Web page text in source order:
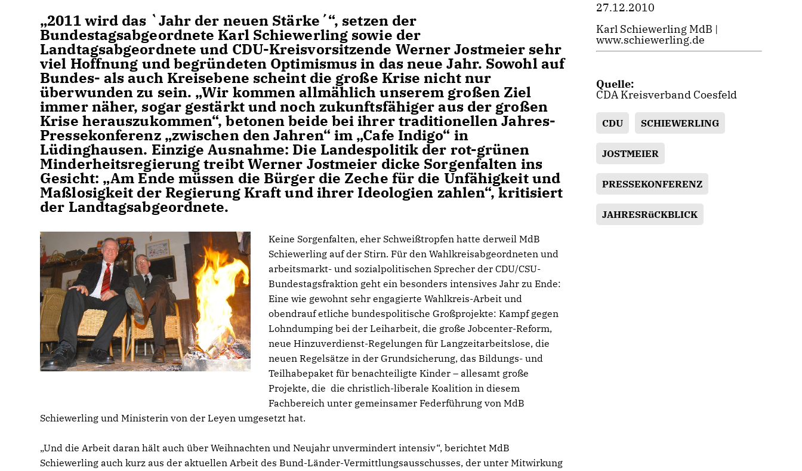
2011 wird das `Jahr der neuen Stärke´“, setzen der
Bundestagsabgeordnete Karl Schiewerling sowie der
Landtagsabgeordnete und CDU-Kreisvorsitzende Werner Jostmeier sehr
viel Hoffnung und begründeten Optimismus in das neue Jahr. Sowohl auf
Bundes- als auch Kreisebene scheint die große Krise nicht nur
überwunden zu sein. „Wir kommen allmählich unserem großen Ziel
immer näher, sogar gestärkt und noch zukunftsfähiger aus der großen
Krise herauszukommen“, betonen beide bei ihrer traditionellen Jahres-
Pressekonferenz „zwischen den Jahren“ im „Cafe Indigo“ in
Lüdinghausen. Einzige Ausnahme: Die Landespolitik der rot-grünen
Minderheitsregierung treibt Werner Jostmeier dicke Sorgenfalten ins
Gesicht: „Am Ende müssen die Bürger die Zeche für die Unfähigkeit und
Maßlosigkeit der Regierung Kraft und ihrer Ideologien zahlen“, kritisiert
der Landtagsabgeordnete.
Keine Sorgenfalten, eher Schweißtropfen hatte derweil MdB
Schiewerling auf der Stirn. Für den Wahlkreisabgeordneten und
arbeitsmarkt- und sozialpolitischen Sprecher der CDU/CSU-
Bundestagsfraktion geht ein besonders intensives Jahr zu Ende:
Eine wie gewohnt sehr engagierte Wahlkreis-Arbeit und
obendrauf etliche bundespolitische Großprojekte: Kampf gegen
Lohndumping bei der Leiharbeit, die große Jobcenter-Reform,
neue Hinzuverdienst-Regelungen für Langzeitarbeitslose, die
neuen Regelsätze in der Grundsicherung, das Bildungs- und
Teilhabepaket für benachteiligte Kinder – allesamt große
Projekte, die die christlich-liberale Koalition in diesem
Fachbereich unter gemeinsamer Federführung von MdB
Schiewerling und Ministerin von der Leyen umgesetzt hat.
Und die Arbeit daran hält auch über Weihnachten und Neujahr unvermindert intensiv“, berichtet MdB
Schiewerling auch kurz aus der aktuellen Arbeit des Bund-Länder-Vermittlungsausschusses, der unter Mitwirkung
27.12.2010
Karl Schiewerling MdB |
www.schiewerling.de
Quelle:
CDA Kreisverband Coesfeld
CDU SCHIEWERLING
JOSTMEIER
PRESSEKONFERENZ
JAHRESRüCKBLICK